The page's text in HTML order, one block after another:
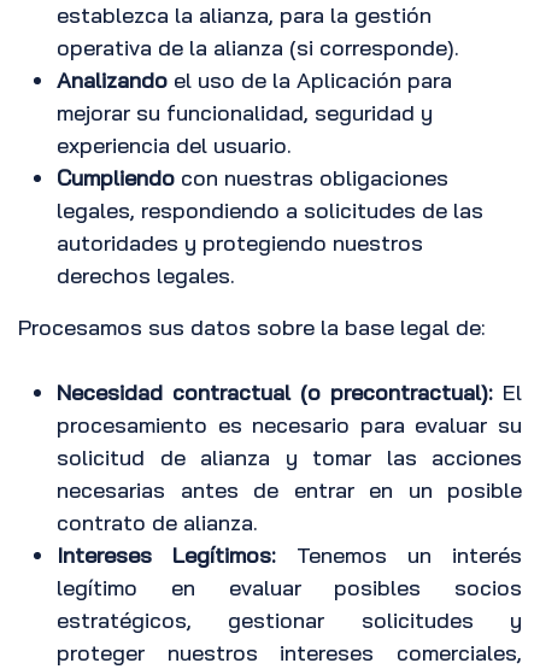
establezca la alianza, para la gestión
operativa de la alianza (si corresponde).
Analizando el uso de la Aplicación para
mejorar su funcionalidad, seguridad y
experiencia del usuario.
Cumpliendo con nuestras obligaciones
legales, respondiendo a solicitudes de las
autoridades y protegiendo nuestros
derechos legales.
Procesamos sus datos sobre la base legal de:
Necesidad contractual (o precontractual): El
procesamiento es necesario para evaluar su
solicitud de alianza y tomar las acciones
necesarias antes de entrar en un posible
contrato de alianza.
Intereses Legítimos: Tenemos un interés
legítimo en evaluar posibles socios
estratégicos, gestionar solicitudes y
proteger nuestros intereses comerciales,